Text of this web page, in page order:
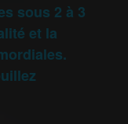
sous 2 à 3
et la